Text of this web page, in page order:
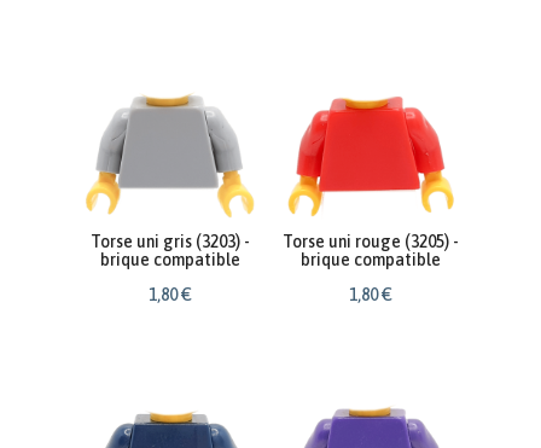
Torse uni gris (3203) -
brique compatible
1,80 €
Torse uni rouge (3205) -
brique compatible
1,80€